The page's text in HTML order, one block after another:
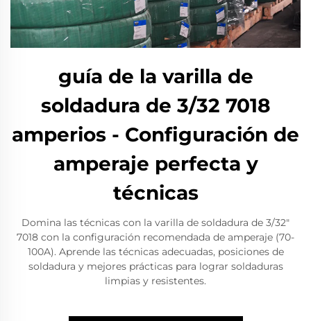
guía de la varilla de
soldadura de 3/32 7018
amperios - Configuración de
amperaje perfecta y
técnicas
Domina las técnicas con la varilla de soldadura de 3/32"
7018 con la configuración recomendada de amperaje (70-
100A). Aprende las técnicas adecuadas, posiciones de
soldadura y mejores prácticas para lograr soldaduras
limpias y resistentes.